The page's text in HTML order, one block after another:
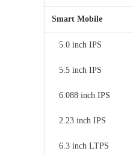
Smart Mobile
5.0 inch IPS
5.5 inch IPS
6.088 inch IPS
2.23 inch IPS
6.3 inch LTPS